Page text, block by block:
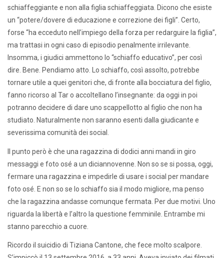
schiaffeggiante e non alla figlia schiaffeggiata. Dicono che esiste
un “potere/dovere di educazione e correzione dei figli”. Certo,
forse “ha ecceduto nell’impiego della forza per redarguire la figlia”,
ma trattasi in ogni caso di episodio penalmente irrilevante.
Insomma, i giudici ammettono lo “schiaffo educativo”, per così
dire. Bene. Pendiamo atto. Lo schiaffo, così assolto, potrebbe
tornare utile a quei genitori che, di fronte alla bocciatura del figlio,
fanno ricorso al Tar o accoltellano l’insegnante: da oggi in poi
potranno decidere di dare uno scappellotto al figlio che non ha
studiato. Naturalmente non saranno esenti dalla giudicante e
severissima comunità dei social.
Il punto però è che una ragazzina di dodici anni mandi in giro
messaggi e foto osé a un diciannovenne. Non so se si possa, oggi,
fermare una ragazzina e impedirle di usare i social per mandare
foto osé. E non so se lo schiaffo sia il modo migliore, ma penso
che la ragazzina andasse comunque fermata. Per due motivi. Uno
riguarda la libertà e l’altro la questione femminile. Entrambe mi
stanno parecchio a cuore.
Ricordo il suicidio di Tiziana Cantone, che fece molto scalpore.